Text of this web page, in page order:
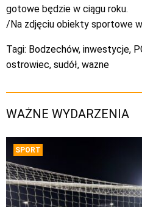
gotowe będzie w ciągu roku.
/Na zdjęciu obiekty sportowe
Tagi: Bodzechów, inwestycje,
ostrowiec, sudół, wazne
WAŻNE WYDARZENIA
SPORT